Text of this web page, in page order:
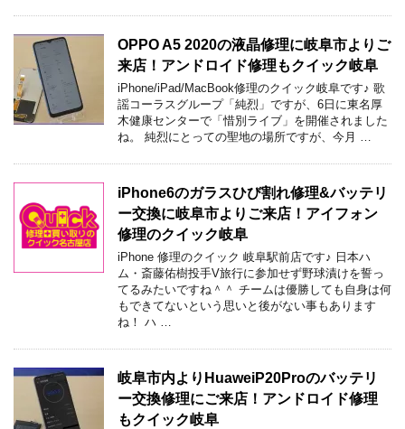
OPPO A5 2020の液晶修理に岐阜市よりご
来店！アンドロイド修理もクイック岐阜
iPhone/iPad/MacBook修理のクイック岐阜です♪ 歌
謡コーラスグループ「純烈」ですが、6日に東名厚
木健康センターで「惜別ライブ」を開催されました
ね。 純烈にとっての聖地の場所ですが、今月 …
iPhone6のガラスひび割れ修理&バッテリ
ー交換に岐阜市よりご来店！アイフォン
修理のクイック岐阜
iPhone 修理のクイック 岐阜駅前店です♪ 日本ハ
ム・斎藤佑樹投手V旅行に参加せず野球漬けを誓っ
てるみたいですね＾＾ チームは優勝しても自身は何
もできてないという思いと後がない事もあります
ね！ ハ …
岐阜市内よりHuaweiP20Proのバッテリ
ー交換修理にご来店！アンドロイド修理
もクイック岐阜